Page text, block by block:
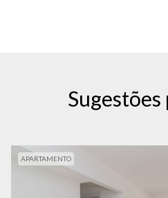
Sugestões
APARTAMENTO